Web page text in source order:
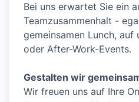
Bei uns erwartet Sie ein
Teamzusammenhalt -
gemeinsamen Lunch, auf
oder After-Work-Events.
Gestalten wir
Wir freuen uns auf Ihre